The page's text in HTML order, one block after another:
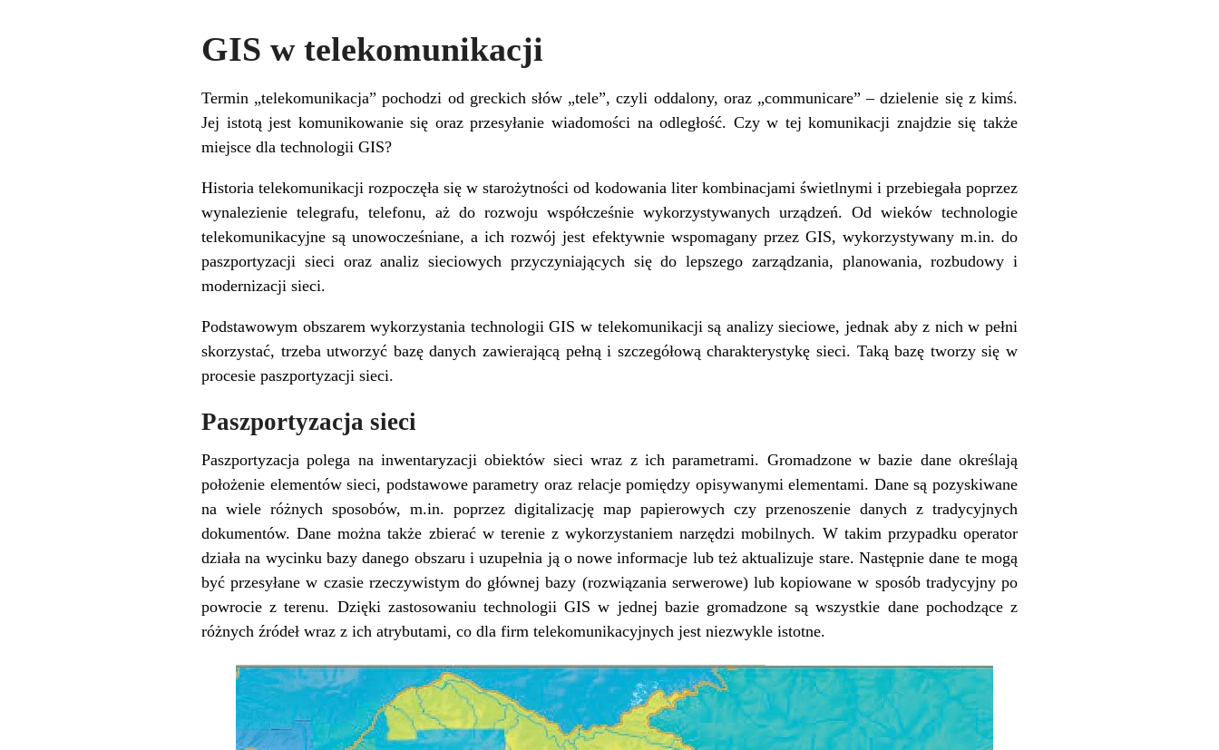
GIS w telekomunikacji
Termin „telekomunikacja” pochodzi od greckich słów „tele”, czyli oddalony, oraz „communicare” – dzielenie się z kimś.
Jej istotą jest komunikowanie się oraz przesyłanie wiadomości na odległość. Czy w tej komunikacji znajdzie się także
miejsce dla technologii GIS?
Historia telekomunikacji rozpoczęła się w starożytności od kodowania liter kombinacjami świetlnymi i przebiegała poprzez
wynalezienie telegrafu, telefonu, aż do rozwoju współcześnie wykorzystywanych urządzeń. Od wieków technologie
telekomunikacyjne są unowocześniane, a ich rozwój jest efektywnie wspomagany przez GIS, wykorzystywany m.in. do
paszportyzacji sieci oraz analiz sieciowych przyczyniających się do lepszego zarządzania, planowania, rozbudowy i
modernizacji sieci.
Podstawowym obszarem wykorzystania technologii GIS w telekomunikacji są analizy sieciowe, jednak aby z nich w pełni
skorzystać, trzeba utworzyć bazę danych zawierającą pełną i szczegółową charakterystykę sieci. Taką bazę tworzy się w
procesie paszportyzacji sieci.
Paszportyzacja sieci
Paszportyzacja polega na inwentaryzacji obiektów sieci wraz z ich parametrami. Gromadzone w bazie dane określają
położenie elementów sieci, podstawowe parametry oraz relacje pomiędzy opisywanymi elementami. Dane są pozyskiwane
na wiele różnych sposobów, m.in. poprzez digitalizację map papierowych czy przenoszenie danych z tradycyjnych
dokumentów. Dane można także zbierać w terenie z wykorzystaniem narzędzi mobilnych. W takim przypadku operator
działa na wycinku bazy danego obszaru i uzupełnia ją o nowe informacje lub też aktualizuje stare. Następnie dane te mogą
być przesyłane w czasie rzeczywistym do głównej bazy (rozwiązania serwerowe) lub kopiowane w sposób tradycyjny po
powrocie z terenu. Dzięki zastosowaniu technologii GIS w jednej bazie gromadzone są wszystkie dane pochodzące z
różnych źródeł wraz z ich atrybutami, co dla firm telekomunikacyjnych jest niezwykle istotne.